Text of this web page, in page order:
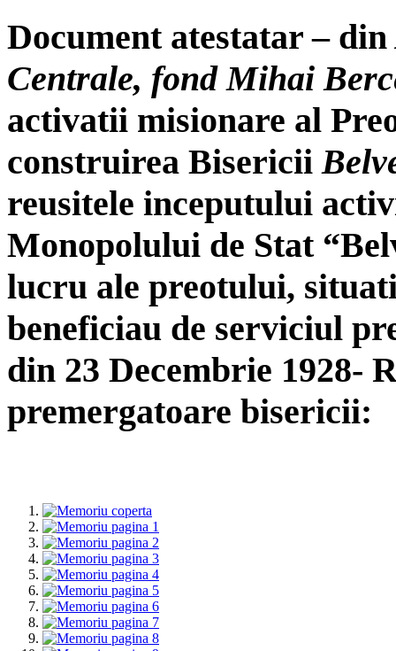
Document atestatar – din
Centrale, fond Mihai
activatii misionare al
construirea Bisericii
reusitele inceputului
Monopolului de Stat
lucru ale preotului,
beneficiau de serviciul
din 23 Decembrie 1928-
premergatoare bisericii: